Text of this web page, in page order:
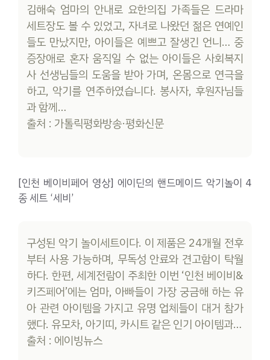
김해숙 엄마의 안내로 요한의집 가족들은 드라마
세트장도 볼 수 있었고, 자녀로 나왔던 젊은 연예인
들도 만났지만, 아이들은 예쁘고 잘생긴 언니… 중
증장애로 혼자 움직일 수 없는 아이들은 사회복지
사 선생님들의 도움을 받아 가며, 온몸으로 연극을
하고, 악기를 연주하였습니다. 봉사자, 후원자님들
과 함께…
출처 : 가톨릭평화방송·평화신문
[인천 베이비페어 영상] 에이딘의 핸드메이드 악기놀이 4
종 세트 ‘세비’
구성된 악기 놀이세트이다. 이 제품은 24개월 전후
부터 사용 가능하며, 무독성 안료와 견고함이 탁월
하다. 한편, 세계전람이 주최한 이번 ‘인천 베이비&
키즈페어’에는 엄마, 아빠들이 가장 궁금해 하는 유
아 관련 아이템을 가지고 유명 업체들이 대거 참가
했다. 유모차, 아기띠, 카시트 같은 인기 아이템과…
출처 : 에이빙뉴스